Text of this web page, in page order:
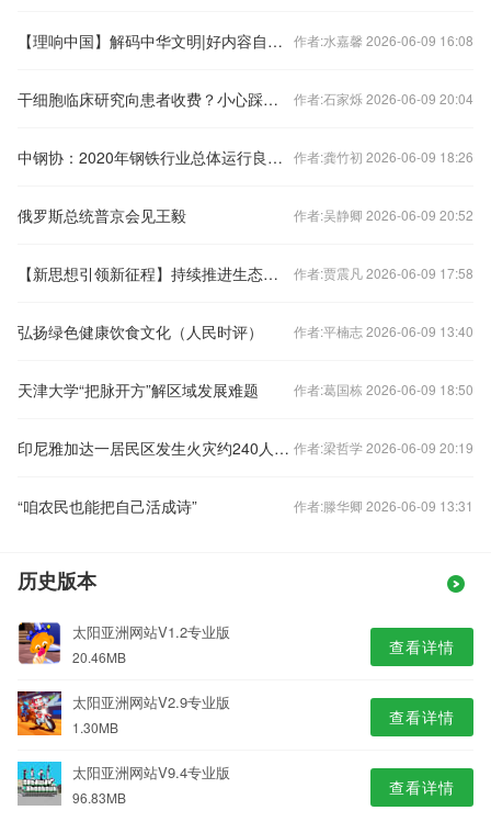
【理响中国】解码中华文明|好内容自带流量——把最好的精神食粮奉献给人民 作者:水嘉馨 2026-06-09 16:08
干细胞临床研究向患者收费？小心踩坑！ 作者:石家烁 2026-06-09 20:04
中钢协：2020年钢铁行业总体运行良好 钢铁企业利润小幅增长 作者:龚竹初 2026-06-09 18:26
俄罗斯总统普京会见王毅 作者:吴静卿 2026-06-09 20:52
【新思想引领新征程】持续推进生态文明建设 绘就美丽中国新画卷 作者:贾震凡 2026-06-09 17:58
弘扬绿色健康饮食文化（人民时评） 作者:平楠志 2026-06-09 13:40
天津大学“把脉开方”解区域发展难题 作者:葛国栋 2026-06-09 18:50
印尼雅加达一居民区发生火灾约240人受影响 作者:梁哲学 2026-06-09 20:19
“咱农民也能把自己活成诗” 作者:滕华卿 2026-06-09 13:31
历史版本
太阳亚洲网站V1.2专业版
20.46MB 查看详情
太阳亚洲网站V2.9专业版
1.30MB 查看详情
太阳亚洲网站V9.4专业版
96.83MB 查看详情